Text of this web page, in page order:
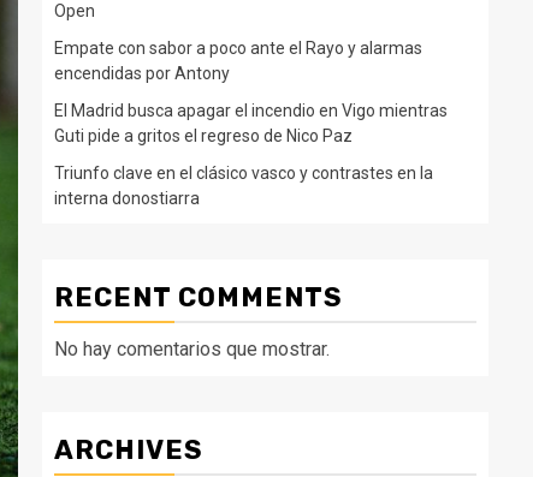
Open
Empate con sabor a poco ante el Rayo y alarmas
encendidas por Antony
El Madrid busca apagar el incendio en Vigo mientras
Guti pide a gritos el regreso de Nico Paz
Triunfo clave en el clásico vasco y contrastes en la
interna donostiarra
RECENT COMMENTS
No hay comentarios que mostrar.
ARCHIVES